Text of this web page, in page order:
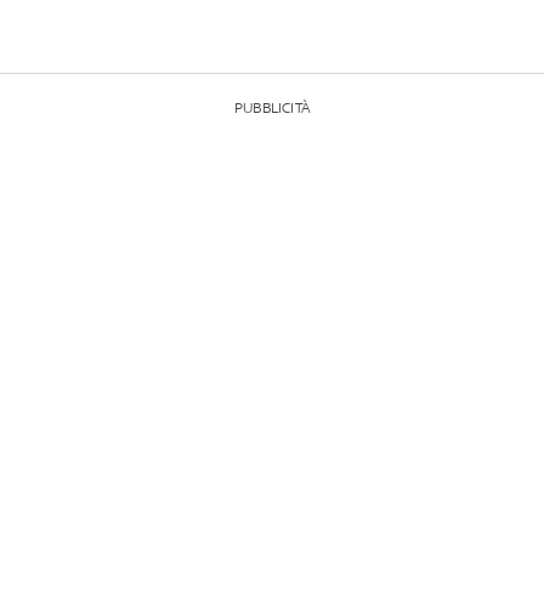
PUBBLICITÀ